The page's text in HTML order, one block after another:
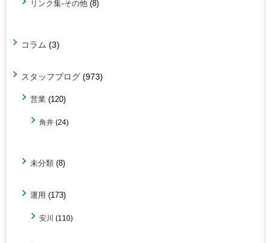
リンク集-その他 (8)
コラム (3)
スタッフブログ (973)
営業 (120)
角井 (24)
未分類 (8)
運用 (173)
安川 (110)